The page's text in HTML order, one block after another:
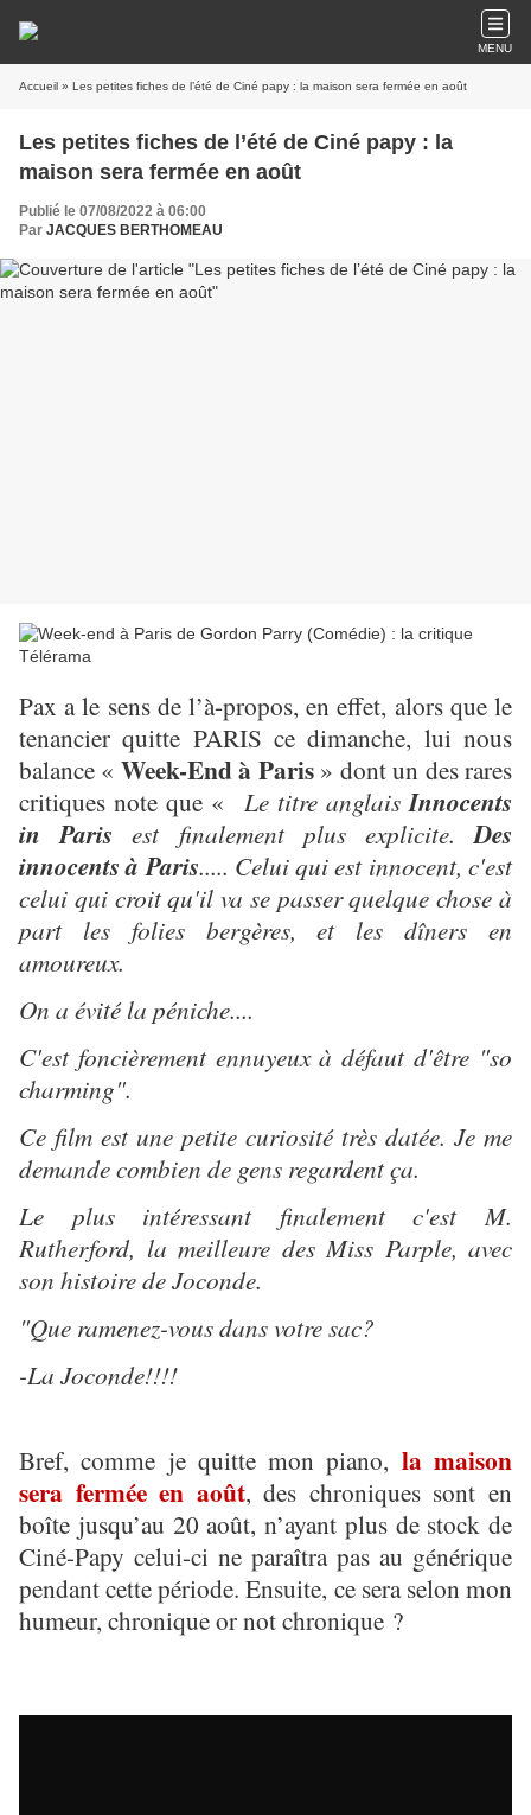
MENU
Accueil » Les petites fiches de l’été de Ciné papy : la maison sera fermée en août
Les petites fiches de l’été de Ciné papy : la
maison sera fermée en août
Publié le 07/08/2022 à 06:00
Par JACQUES BERTHOMEAU
Pax a le sens de l’à-propos, en effet, alors que le
tenancier quitte PARIS ce dimanche, lui nous
balance « Week-End à Paris» dont un des rares
critiques note que « Le titre anglaisInnocents
in Paris est finalement plus explicite.Des
innocents à Paris..... Celui qui est innocent, c'est
celui qui croit qu'il va se passer quelque chose à
part les folies bergères, et les dîners en
amoureux.
On a évité la péniche....
C'est foncièrement ennuyeux à défaut d'être "so
charming".
Ce film est une petite curiosité très datée. Je me
demande combien de gens regardent ça.
Le plus intéressant finalement c'est M.
Rutherford, la meilleure des Miss Parple, avec
son histoire de Joconde.
"Que ramenez-vous dans votre sac?
-La Joconde!!!!
Bref, comme je quitte mon piano, la maison
sera fermée en août, des chroniques sont en
boîte jusqu’au 20 août, n’ayant plus de stock de
Ciné-Papy celui-ci ne paraîtra pas au générique
pendant cette période. Ensuite, ce sera selon mon
humeur, chronique or not chronique ?